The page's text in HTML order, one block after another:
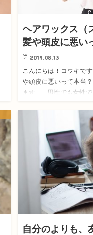
ヘアワックス（
髪や頭皮に悪い
2019.08.13
こんにちは！コウキで
や頭皮に悪いって本当
ます。 男性でも女性
自分のよりも、